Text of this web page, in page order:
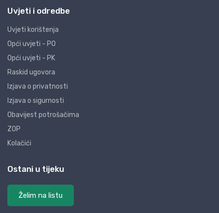
Uvjeti i odredbe
Uvjeti korištenja
Opći uvjeti - PO
Opći uvjeti - PK
Raskid ugovora
Izjava o privatnosti
Izjava o sigurnosti
Obavijest potrošačima
ZOP
Kolačići
Ostani u tijeku
Želim na listu